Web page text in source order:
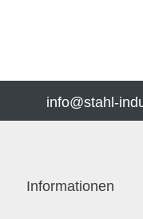
info@stahl-
Informationen